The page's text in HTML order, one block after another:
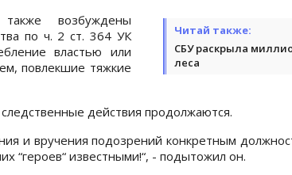
Читай также:
СБУ раскрыла
леса
возбуждены
по ч. 2 ст. 364 УК
властью или
повлекшие тяжкие
действия продолжаются.
и вручения подозрений конкретным
“героев“ известными!“, - подытожил он.